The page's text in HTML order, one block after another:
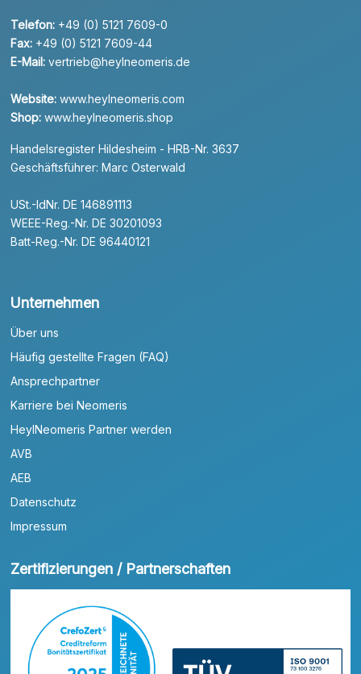
Telefon: +49 (0) 5121 7609-0
Fax: +49 (0) 5121 7609-44
E-Mail: vertrieb@heylneomeris.de
Website: www.heylneomeris.com
Shop: www.heylneomeris.shop
Handelsregister Hildesheim - HRB-Nr. 3637
Geschäftsführer: Marc Osterwald
USt.-IdNr. DE 146891113
WEEE-Reg.-Nr. DE 30201093
Batt-Reg.-Nr. DE 96440121
Unternehmen
Über uns
Häufig gestellte Fragen (FAQ)
Ansprechpartner
Karriere bei Neomeris
HeylNeomeris Partner werden
AVB
AEB
Datenschutz
Impressum
Zertifizierungen / Partnerschaften